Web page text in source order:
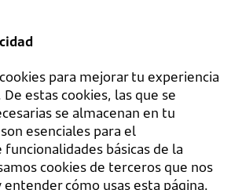
para mejorar tu experiencia
estas cookies, las que se
se almacenan en tu
esenciales para el
básicas de la
cookies de terceros que nos
entender cómo usas esta página.